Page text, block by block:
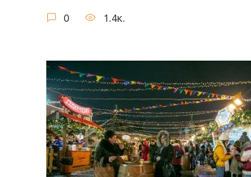
0 1.4к.